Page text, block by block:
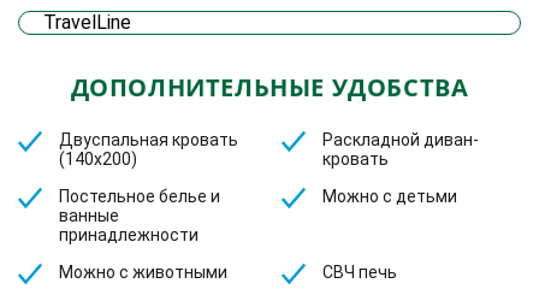
TravelLine
ДОПОЛНИТЕЛЬНЫЕ УДОБСТВА
Двуспальная кровать
(140х200)
Раскладной диван-
кровать
Постельное белье и
ванные
принадлежности
Можно с детьми
Можно с животными
СВЧ печь